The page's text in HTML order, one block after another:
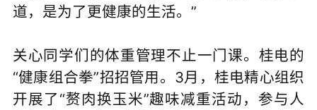
道，是为了更健康的生活。”
关心同学们的体重管理不止一门课。桂电的
“健康组合拳”招招管用。3月，桂电精心组织
开展了“赘肉换玉米”趣味减重活动，参与人